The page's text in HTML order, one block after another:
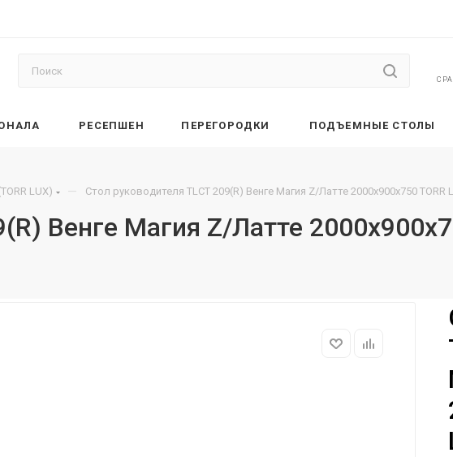
РЕСЕПШЕН ПЕРЕГОРОДКИ ПОДЪЕМНЫЕ СТОЛЫ
LUX) — Стол руководителя TLCT 209(R) Венге Магия Z/Латте 2000х900х750 TORR
Венге Магия Z/Латте